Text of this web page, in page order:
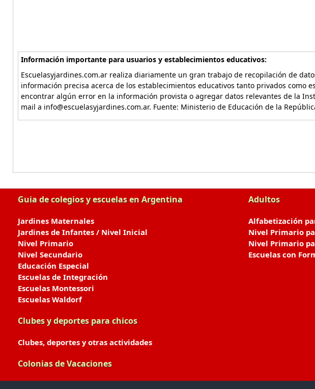
Información importante para usuarios y establecimientos educativos:
Escuelasyjardines.com.ar realiza diariamente un gran trabajo de recopilación de
información precisa acerca de los establecimientos educativos tanto privados como
encontrar algún error en la información provista o agregar datos relevantes de la
mail a info@escuelasyjardines.com.ar. Fuente: Ministerio de Educación de la
Guia de colegios y escuelas en Argentina
Jardines Maternales
Jardines de Infantes / Nivel Inicial
Nivel Primario
Nivel Secundario
Educación Especial
Escuelas de Integración
Escuelas Montessori
Escuelas Waldorf
Clubes y deportes para chicos
Clubes, deportes y otras actividades
Colonias de Vacaciones
Adultos
Alfabetización
Nivel Primario
Nivel Primario
Escuelas con